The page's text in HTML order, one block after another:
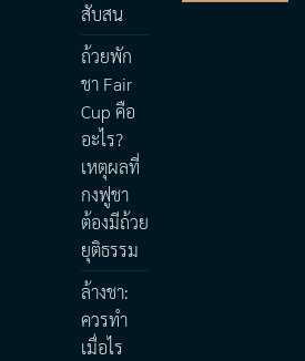
สับสน
ถ้วยพัก
ชา Fair
Cup คือ
อะไร?
เหตุผลที่
กงฟูชา
ต้องมีถ้วย
ยุติธรรม
ล้างชา:
ควรทำ
เมื่อไร